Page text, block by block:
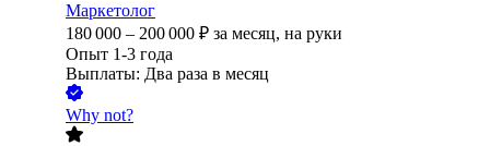
Маркетолог
180 000 – 200 000 ₽ за месяц, на руки
Опыт 1-3 года
Выплаты: Два раза в месяц
Why not?